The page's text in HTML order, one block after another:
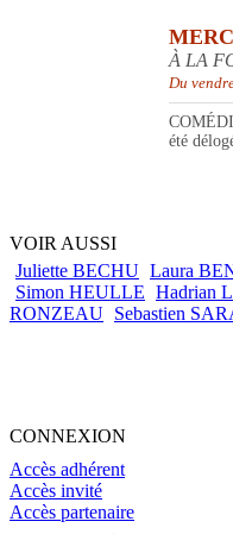
À LA
Du
été
VOIR AUSSI
Juliette BECHU Laura
Simon HEULLE Hadrian
RONZEAU Sebastien
CONNEXION
Accès adhérent
Accès invité
Accès partenaire